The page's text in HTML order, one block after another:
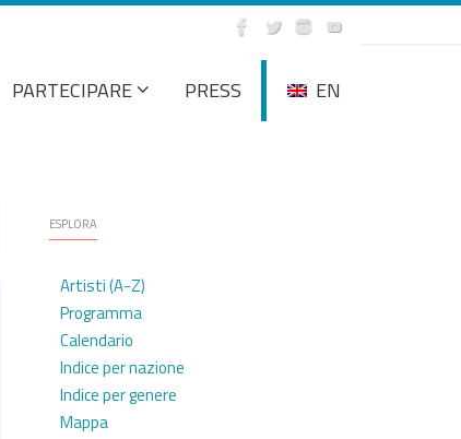
PARTECIPARE PRESS EN
ESPLORA
Artisti (A-Z)
Programma
Calendario
Indice per nazione
Indice per genere
Mappa